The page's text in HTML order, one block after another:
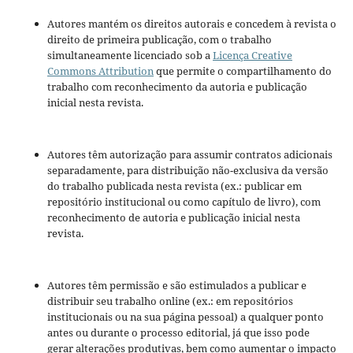
Autores mantém os direitos autorais e concedem à revista o
direito de primeira publicação, com o trabalho
simultaneamente licenciado sob aLicença Creative
Commons Attributionque permite o compartilhamento do
trabalho com reconhecimento da autoria e publicação
inicial nesta revista.
Autores têm autorização para assumir contratos adicionais
separadamente, para distribuição não-exclusiva da versão
do trabalho publicada nesta revista (ex.: publicar em
repositório institucional ou como capítulo de livro), com
reconhecimento de autoria e publicação inicial nesta
revista.
Autores têm permissão e são estimulados a publicar e
distribuir seu trabalho online (ex.: em repositórios
institucionais ou na sua página pessoal) a qualquer ponto
antes ou durante o processo editorial, já que isso pode
gerar alterações produtivas, bem como aumentar o impacto